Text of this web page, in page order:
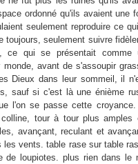
ordonné qu'ils avaient une
seulement reproduire ce
toujours, seulement suivre
ce qui se présentait comme
monde, avant de s'assoupir
Dieux dans leur sommeil, il
sauf si c'est là une énième
l'on se passe cette
tour à tour plus amples
avançant, reculant et
les vents. table rase sur table
de loupiotes. plus rien dans le